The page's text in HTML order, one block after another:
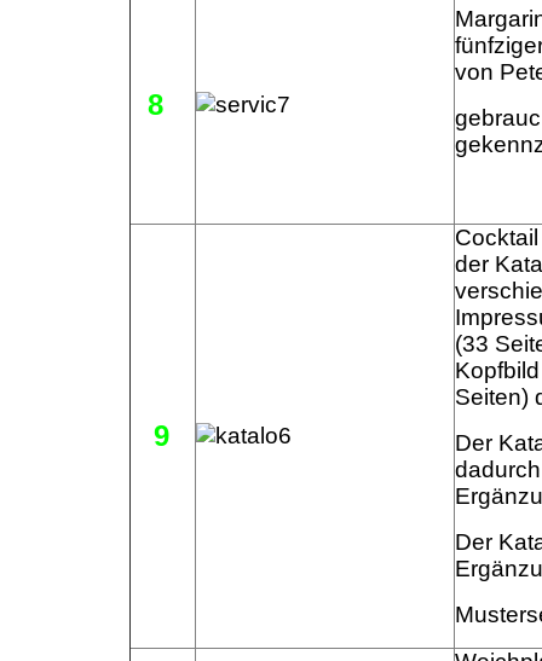
8
von
9
der
(33
Seiten)
Der
Der